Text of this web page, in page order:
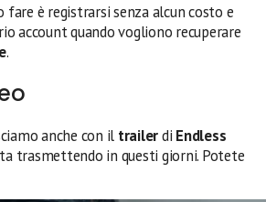
fare è registrarsi senza alcun costo e
account quando vogliono recuperare
.
anche con il trailerdi Endless
trasmettendo in questi giorni. Potete